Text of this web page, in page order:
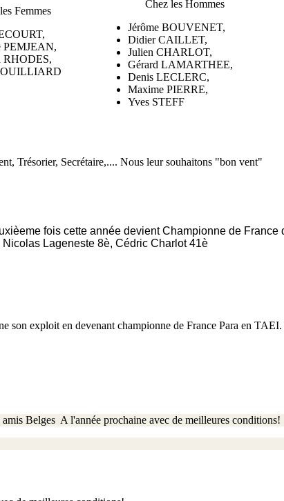
Femmes
PEMJEAN,
RHODES,
Chez les Hommes
Jérôme BOUVENET,
Didier CAILLET,
Julien CHARLOT,
Gérard LAMARTHEE,
Denis LECLERC,
Maxime PIERRE,
Yves STEFF
Trésorier, Secrétaire,.... Nous leur souhaitons "bon vent"
fois cette année devient Championne de
Lageneste 8è, Cédric Charlot 41è
son exploit en devenant championne de France Para en
Belges A l'année prochaine avec de meilleures conditions!